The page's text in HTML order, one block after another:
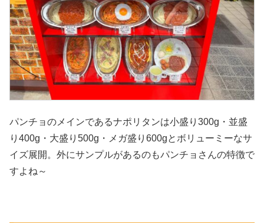
パンチョのメインであるナポリタンは小盛り300g・並盛
り400g・大盛り500g・メガ盛り600gとボリューミーなサ
イズ展開。外にサンプルがあるのもパンチョさんの特徴で
すよね～